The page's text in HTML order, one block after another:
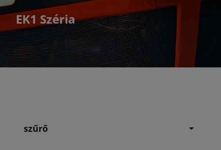
EK1 Széria
szűrő